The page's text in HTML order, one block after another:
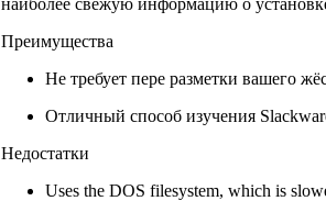
Преимущества
Не требует пере разметки вашего
Отличный способ изучения
Недостатки
Uses the DOS filesystem, which is